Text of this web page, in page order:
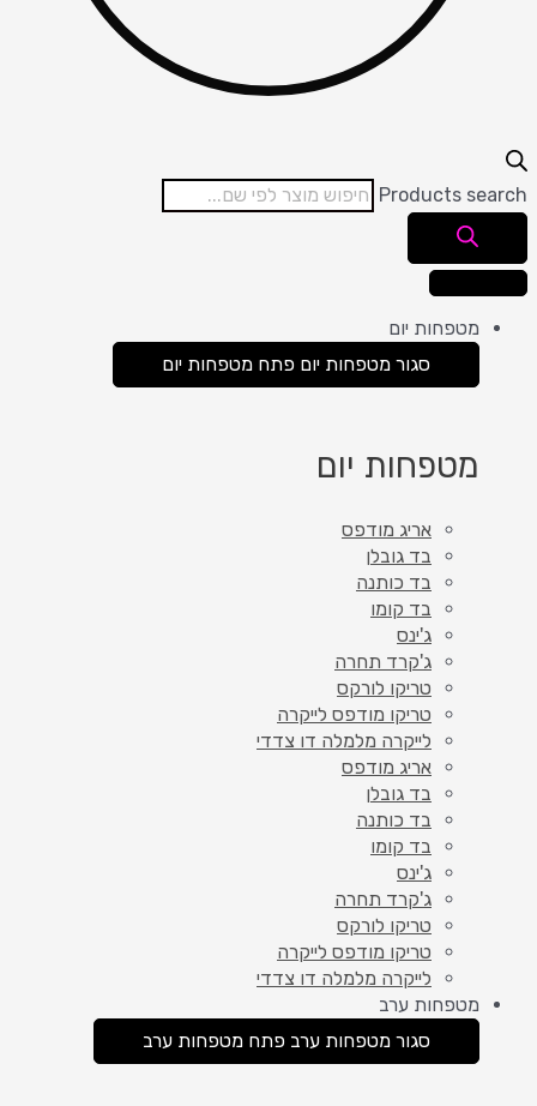
Products search
מטפחות יום
סגור מטפחות יום פתח מטפחות יום
מטפחות יום
אריג מודפס
בד גובלן
בד כותנה
בד קומו
ג'ינס
ג'קרד תחרה
טריקו לורקס
טריקו מודפס לייקרה
לייקרה מלמלה דו צדדי
אריג מודפס
בד גובלן
בד כותנה
בד קומו
ג'ינס
ג'קרד תחרה
טריקו לורקס
טריקו מודפס לייקרה
לייקרה מלמלה דו צדדי
מטפחות ערב
סגור מטפחות ערב פתח מטפחות ערב